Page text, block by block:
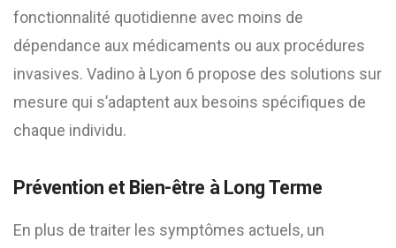
fonctionnalité quotidienne avec moins de
dépendance aux médicaments ou aux procédures
invasives. Vadino à Lyon 6 propose des solutions sur
mesure qui s’adaptent aux besoins spécifiques de
chaque individu.
Prévention et Bien-être à Long Terme
En plus de traiter les symptômes actuels, un